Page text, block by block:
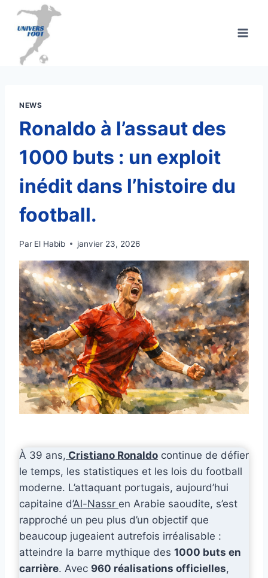
Aller
contenu
NEWS
Ronaldo à l’assaut des
1000 buts : un exploit
inédit dans l’histoire du
football.
Par El Habib janvier 23, 2026
À 39 ans, Cristiano Ronaldo continue de défier
le temps, les statistiques et les lois du football
moderne. L’attaquant portugais, aujourd’hui
capitaine d’Al-Nassr en Arabie saoudite, s’est
rapproché un peu plus d’un objectif que
beaucoup jugeaient autrefois irréalisable :
atteindre la barre mythique des 1000 buts en
carrière. Avec 960 réalisations officielles,